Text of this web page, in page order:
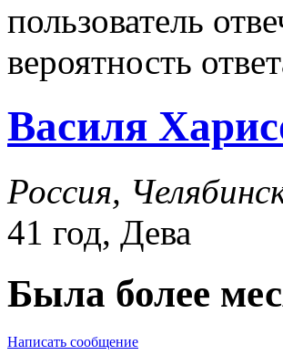
пользователь
вероятность
Василя
Россия,
41 год, Дева
Была более
Написать сообщение